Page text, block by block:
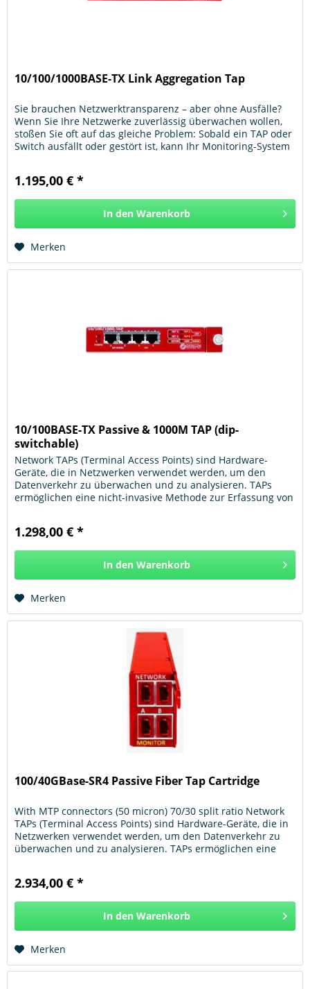
10/100/1000BASE-TX Link Aggregation Tap
Sie brauchen Netzwerktransparenz – aber ohne Ausfälle?
Wenn Sie Ihre Netzwerke zuverlässig überwachen wollen,
stoßen Sie oft auf das gleiche Problem: Sobald ein TAP oder
Switch ausfällt oder gestört ist, kann Ihr Monitoring-System
1.195,00 € *
In den Warenkorb
Merken
10/100BASE-TX Passive & 1000M TAP (dip-
switchable)
Network TAPs (Terminal Access Points) sind Hardware-
Geräte, die in Netzwerken verwendet werden, um den
Datenverkehr zu überwachen und zu analysieren. TAPs
ermöglichen eine nicht-invasive Methode zur Erfassung von
1.298,00 € *
In den Warenkorb
Merken
100/40GBase-SR4 Passive Fiber Tap Cartridge
With MTP connectors (50 micron) 70/30 split ratio Network
TAPs (Terminal Access Points) sind Hardware-Geräte, die in
Netzwerken verwendet werden, um den Datenverkehr zu
überwachen und zu analysieren. TAPs ermöglichen eine
2.934,00 € *
In den Warenkorb
Merken